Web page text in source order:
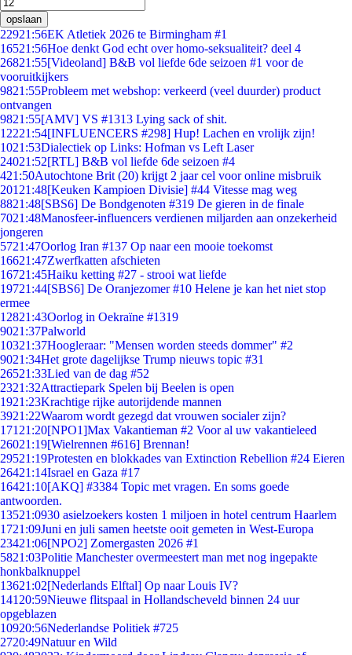
opslaan
22921:56EK Atletiek 2026 te Birmingham #1
16521:56Hoe denkt God echt over homo-seksualiteit? deel 4
26821:55[Videoland] B&B vol liefde 6de seizoen #1 voor de
vooruitkijkers
9821:55Probleem met webshop: verkeerd (veel duurder) product
ontvangen
9821:55[AMV] VS #1313 Lying sack of shit.
12221:54[INFLUENCERS #298] Hup! Lachen en vrolijk zijn!
1021:53Dialectiek op Links: Hofman vs Left Laser
24021:52[RTL] B&B vol liefde 6de seizoen #4
421:50Autochtone Brit (20) krijgt 2 jaar cel voor online misbruik
201 21:48[Keuken Kampioen Divisie] #44 Vitesse mag weg
8821:48[SBS6] De Bondgenoten #319 De gieren in de finale
7021:48Manosfeer-influencers verdienen miljarden aan onzekerheid
jongeren
5721:47Oorlog Iran #137 Op naar een mooie toekomst
16621:47Zwerfkatten afschieten
16721:45Haiku ketting #27 - strooi wat liefde
19721:44[SBS6] De Oranjezomer #10 Helene je kan het niet stop
ermee
12821:43Oorlog in Oekraïne #1319
9021:37Palworld
10321:37Hoogleraar: "Mensen worden steeds dommer" #2
9021:34Het grote dagelijkse Trump nieuws topic #31
26521:33Lied van de dag #52
2321:32Attractiepark Spelen bij Beelen is open
1921:23Krachtige rijke autorijdende mannen
3921:22Waarom wordt gezegd dat vrouwen socialer zijn?
171 21:20[NPO1]Max Vakantieman #2 Voor al uw vakantieleed
26021:19[Wielrennen #616] Brennan!
29521:19Protesten en blokkades van Extinction Rebellion #24 Eieren
26421:14Israel en Gaza #17
16421:10[AKQ] #3384 Topic met vragen. En soms goede
antwoorden.
13521:0930 asielzoekers kosten 1 miljoen in hotel centrum Haarlem
1721:09Juni en juli samen heetste ooit gemeten in West-Europa
23421:06[NPO2] Zomergasten 2026 #1
5821:03Politie Manchester overmeestert man met nog ingepakte
honkbalknuppel
13621:02[Nederlands Elftal] Op naar Louis IV?
141 20:59Nieuwe flitspaal in Hollandscheveld binnen 24 uur
opgeblazen
10920:56Nederlandse Politiek #725
2720:49Natuur en Wild